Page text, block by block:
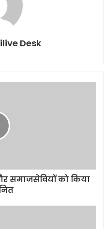
Desk
समाजसेवियों को किया